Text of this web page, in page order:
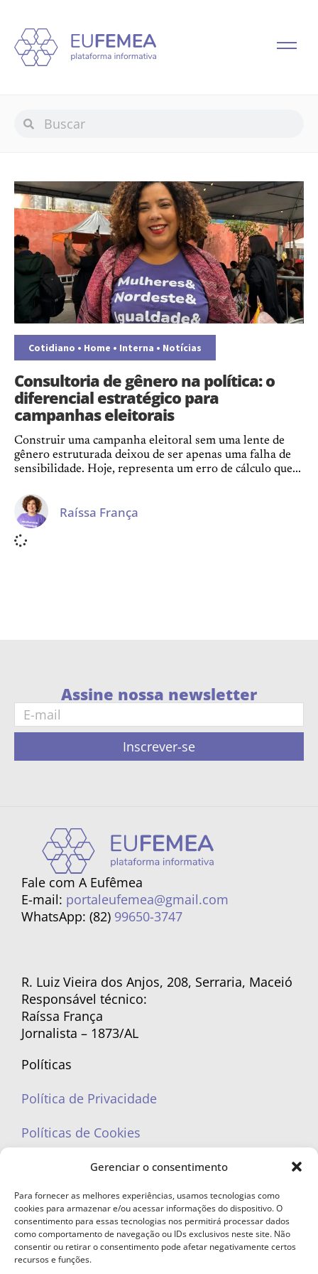
Gerenciar o consentimento
Para fornecer as melhores experiências, usamos tecnologias como
cookies para armazenar e/ou acessar informações do dispositivo. O
consentimento para essas tecnologias nos permitirá processar dados
como comportamento de navegação ou IDs exclusivos neste site. Não
consentir ou retirar o consentimento pode afetar negativamente certos
recursos e funções.
Cotidiano • Home • Interna • Notícias
Consultoria de gênero na política: o
diferencial estratégico para
campanhas eleitorais
Construir uma campanha eleitoral sem uma lente de
gênero estruturada deixou de ser apenas uma falha de
sensibilidade. Hoje, representa um erro de cálculo que...
Raíssa França
Assine nossa newsletter
Inscrever-se
Fale com A Eufêmea
E-mail: portaleufemea@gmail.com
WhatsApp: (82) 99650-3747
R. Luiz Vieira dos Anjos, 208, Serraria, Maceió
Responsável técnico:
Raíssa França
Jornalista – 1873/AL
Políticas
Política de Privacidade
Políticas de Cookies
portaleufemea@gmail.com